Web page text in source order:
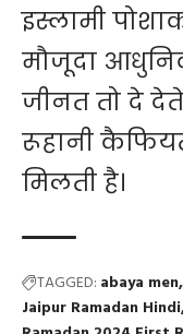
इस्लामी
मौजूदा
जीनत तो दे
रूहानी
मिलती है।
TAGGED: abaya men
Jaipur Ramadan Hindi